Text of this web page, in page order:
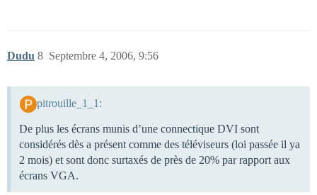
Dudu Septembre 4, 2006, 9:56
8
pitrouille_1_1:
De plus les écrans munis d’une connectique DVI sont
considérés dès a présent comme des téléviseurs (loi passée il ya
2 mois) et sont donc surtaxés de près de 20% par rapport aux
écrans VGA.